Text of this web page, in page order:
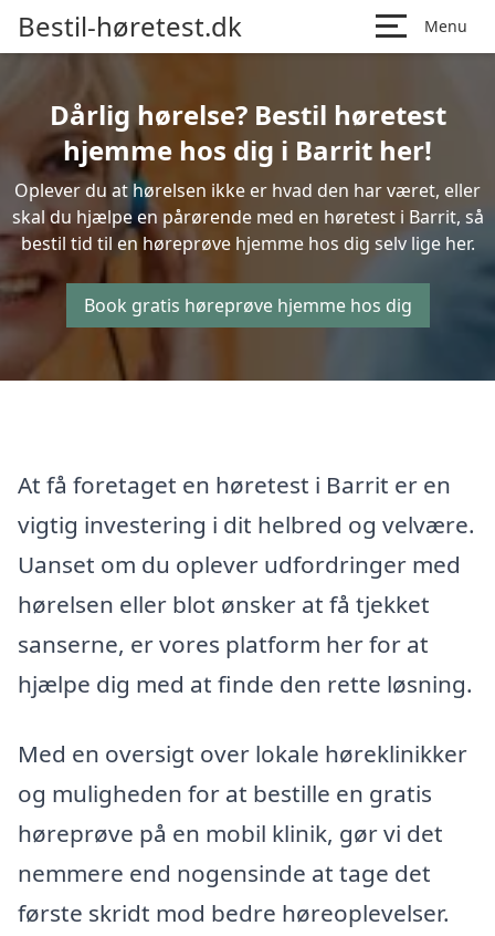
Bestil-høretest.dk Menu
Dårlig hørelse? Bestil høretest
hjemme hos dig i Barrit her!
Oplever du at hørelsen ikke er hvad den har været, eller
skal du hjælpe en pårørende med en høretest i Barrit, så
bestil tid til en høreprøve hjemme hos dig selv lige her.
Book gratis høreprøve hjemme hos dig
At få foretaget en høretest i Barrit er en
vigtig investering i dit helbred og velvære.
Uanset om du oplever udfordringer med
hørelsen eller blot ønsker at få tjekket
sanserne, er vores platform her for at
hjælpe dig med at finde den rette løsning.
Med en oversigt over lokale høreklinikker
og muligheden for at bestille en gratis
høreprøve på en mobil klinik, gør vi det
nemmere end nogensinde at tage det
første skridt mod bedre høreoplevelser.